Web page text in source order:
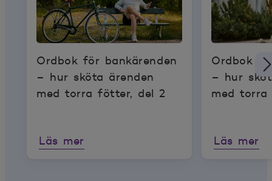
Ordbok för bankärenden
– hur sköta ärenden
med torra fötter, del 2
Läs mer
Ordbok
– hur
med
Läs mer